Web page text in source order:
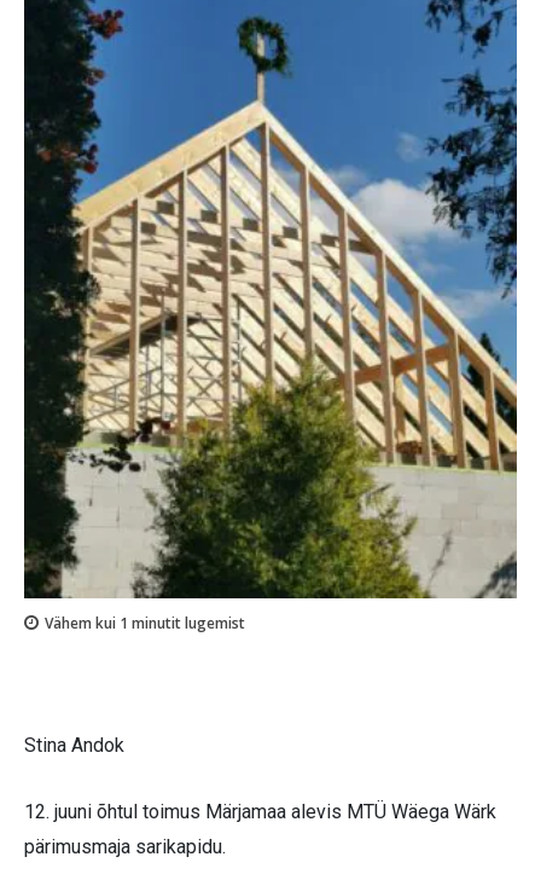
Vähem kui 1 minutit lugemist
Stina Andok
12. juuni õhtul toimus Märjamaa alevis MTÜ Wäega Wärk
pärimusmaja sarikapidu.